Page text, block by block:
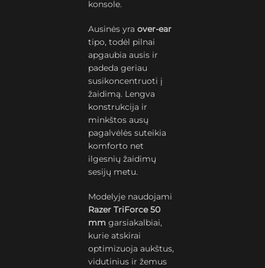
konsole.
Ausinės yraover-ear
tipo, todėl pilnai
apgaubia ausis ir
padeda geriau
susikoncentruoti į
žaidimą. Lengva
konstrukcija ir
minkštos ausų
pagalvėlės suteikia
komforto net
ilgesnių žaidimų
sesijų metu.
Modelyje naudojami
Razer TriForce 50
mm garsiakalbiai,
kurie atskirai
optimizuoja aukštus,
vidutinius ir žemus